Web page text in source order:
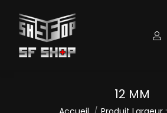
12 MM
Vous êtes ici :